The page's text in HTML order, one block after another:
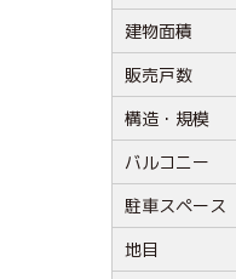
建物面積
販売戸数
構造・規模
バルコニー
駐車スペース
地目